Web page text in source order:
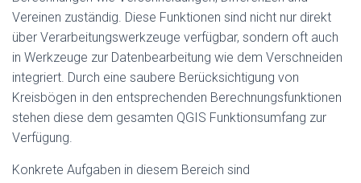
Vereinen zuständig. Diese Funktionen sind nicht nur direkt
über Verarbeitungswerkzeuge verfügbar, sondern oft auch
in Werkzeuge zur Datenbearbeitung wie dem Verschneiden
integriert. Durch eine saubere Berücksichtigung von
Kreisbögen in den entsprechenden Berechnungsfunktionen
stehen diese dem gesamten QGIS Funktionsumfang zur
Verfügung.
Konkrete Aufgaben in diesem Bereich sind